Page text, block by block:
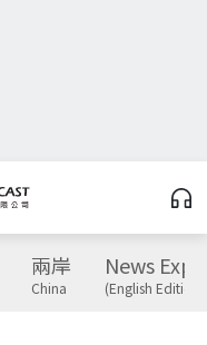
兩岸
China
News
(English Edition)